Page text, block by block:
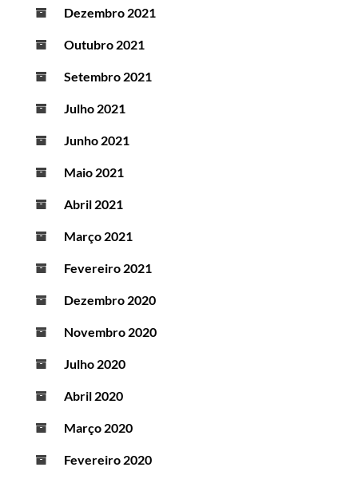
Dezembro 2021
Outubro 2021
Setembro 2021
Julho 2021
Junho 2021
Maio 2021
Abril 2021
Março 2021
Fevereiro 2021
Dezembro 2020
Novembro 2020
Julho 2020
Abril 2020
Março 2020
Fevereiro 2020